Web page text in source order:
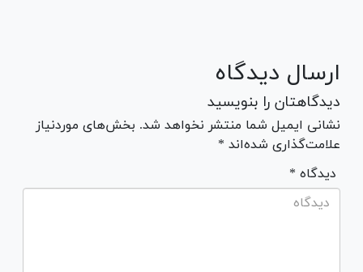
ارسال دیدگاه
دیدگاهتان را بنویسید
نشانی ایمیل شما منتشر نخواهد شد. بخش‌های موردنیاز
علامت‌گذاری شده‌اند *
* دیدگاه